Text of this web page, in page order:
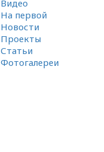
Видео
На первой
Новости
Проекты
Статьи
Фотогалереи